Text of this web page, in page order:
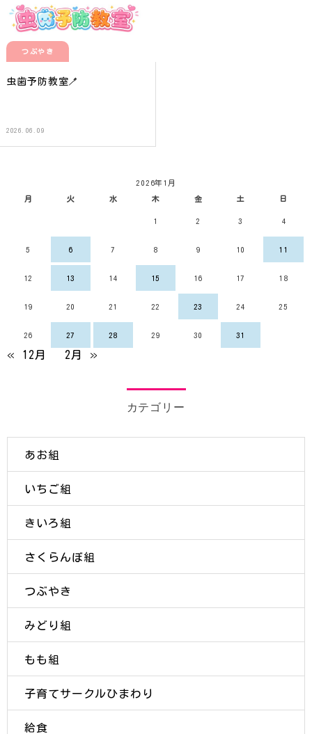
つぶやき
虫歯予防教室🪥
2026.06.09
2026年1月
月 火 水 木 金 土 日
1 2 3 4
5 6 7 8 9 10 11
12 13 14 15 16 17 18
19 20 21 22 23 24 25
26 27 28 29 30 31
« 12月 2月 »
カテゴリー
あお組
いちご組
きいろ組
さくらんぼ組
つぶやき
みどり組
もも組
子育てサークルひまわり
給食